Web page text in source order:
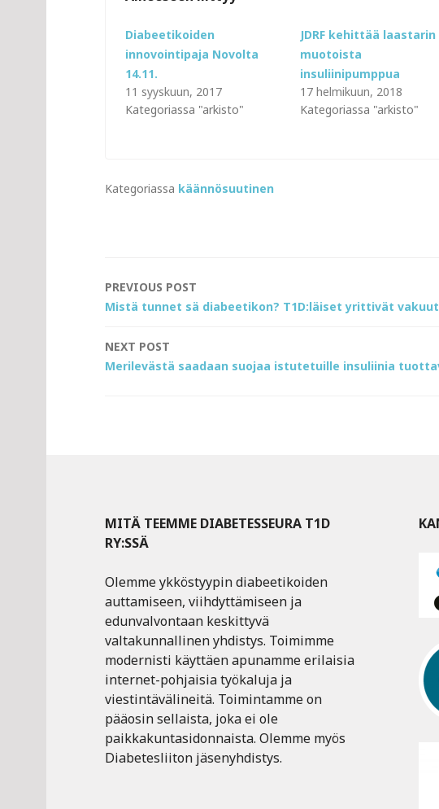
Diabeetikoiden
innovointipaja Novolta
14.11.
11 syyskuun, 2017
Kategoriassa "arkisto"
JDRF kehittää laastarin
muotoista
insuliinipumppua
17 helmikuun, 2018
Kategoriassa "arkisto"
Kategoriassa käännösuutinen
Post
PREVIOUS POST
Mistä tunnet sä diabeetikon? T1D:läiset yrittivät
NEXT POST
Merilevästä saadaan suojaa istutetuille insuliinia
MITÄ TEEMME DIABETESSEURA T1D
RY:SSÄ
Olemme ykköstyypin diabeetikoiden
auttamiseen, viihdyttämiseen ja
edunvalvontaan keskittyvä
valtakunnallinen yhdistys. Toimimme
modernisti käyttäen apunamme erilaisia
internet-pohjaisia työkaluja ja
viestintävälineitä. Toimintamme on
pääosin sellaista, joka ei ole
paikkakuntasidonnaista. Olemme myös
Diabetesliiton jäsenyhdistys.